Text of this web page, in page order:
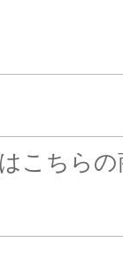
こちら